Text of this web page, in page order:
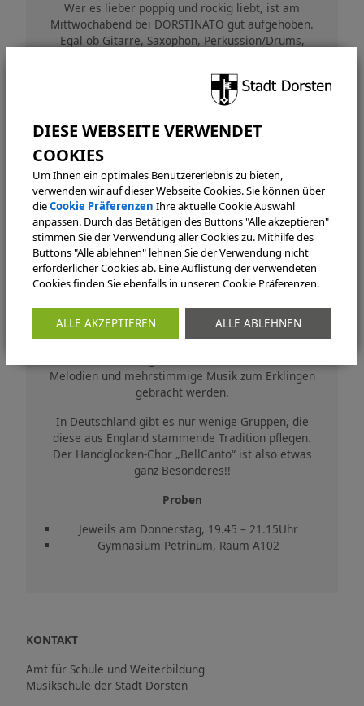
Wer es lieber poppig und rockig liebt, ist am
Mittwochabend bei DORSTINATO gut aufgehoben.
Egal ob Gitarre, Saxophon, Perkussion/Drums,
oder Mundharmonika – jeder, der Lust hat, ist
willkommen, Anfänger oder Profi. Die Freude am
gemeinsamen Musizieren, Respekt und Geduld
spielen die wichtigste Rolle bei Harald Mielke, dem
Leiter von DORSTINATO.
Jeweils am Mittwoch, 20.00 - 22.00 Uhr
Antoniusschule, Musikraum
Hand an einem Griff gehalten und durch
Schwungbewegung angeschlagen werden. Durch
das Zusammenspielen mehrerer Spieler mit
Melodien und mehrstimmige Musik zum Erklingen
gebracht werden.
In Deutschland gibt es nur wenige Gruppen, die
diese aus England stammende Tradition pflegen.
Der Handglocken-Chor „BellCanto“ ist also etwas
ganz Besonderes!!
Proben
Jeweils am Donnerstag, 19.45 – 21.15Uhr
Gymnasium Petrinum, Raum A102
KONTAKT
Amt für Schule und Weiterbildung
Musikschule der Stadt Dorsten
Um Ihnen ein optimales Benutzererlebnis zu bieten,
verwenden wir auf dieser Webseite Cookies. Sie können über
dieCookie Präferenzen Ihre aktuelle Cookie Auswahl
anpassen. Durch das Betätigen des Buttons "Alle akzeptieren"
stimmen Sie der Verwendung aller Cookies zu. Mithilfe des
Buttons "Alle ablehnen" lehnen Sie der Verwendung nicht
erforderlicher Cookies ab. Eine Auflistung der verwendeten
Cookies finden Sie ebenfalls in unseren Cookie Präferenzen.
ALLE AKZEPTIEREN ALLE ABLEHNEN